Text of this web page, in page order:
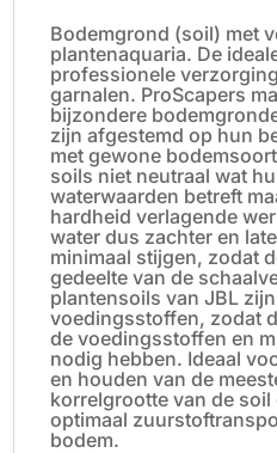
Bodemgrond (soil) met
plantenaquaria. De
professionele
garnalen. ProScapers
bijzondere
zijn afgestemd op hun
met gewone
soils niet neutraal wat
waterwaarden betreft
hardheid verlagende
water dus zachter en
minimaal stijgen, zodat
gedeelte van de
plantensoils van JBL
voedingsstoffen, zodat
de voedingsstoffen en
nodig hebben. Ideaal
en houden van de
korrelgrootte van de soil
optimaal
bodem.